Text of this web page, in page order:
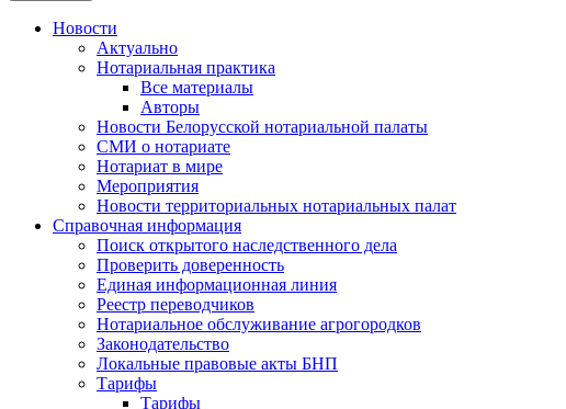
Новости
Актуально
Нотариальная практика
Все материалы
Авторы
Новости Белорусской нотариальной палаты
СМИ о нотариате
Нотариат в мире
Мероприятия
Новости территориальных нотариальных палат
Справочная информация
Поиск открытого наследственного дела
Проверить доверенность
Единая информационная линия
Реестр переводчиков
Нотариальное обслуживание агрогородков
Законодательство
Локальные правовые акты БНП
Тарифы
Тарифы